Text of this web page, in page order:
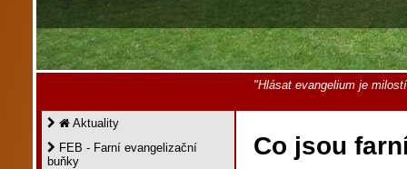
"Hlásat evangelium je
Aktuality
FEB - Farní evangelizační
buňky
Co jsou